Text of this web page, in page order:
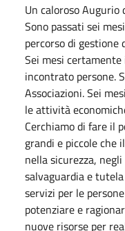
Un caloroso Augurio
Sono passati sei
percorso di gestione
Sei mesi
incontrato persone.
Associazioni. Sei
le attività
Cerchiamo di fare il
grandi e piccole che
nella sicurezza,
salvaguardia e
servizi per le
potenziare e
nuove risorse per